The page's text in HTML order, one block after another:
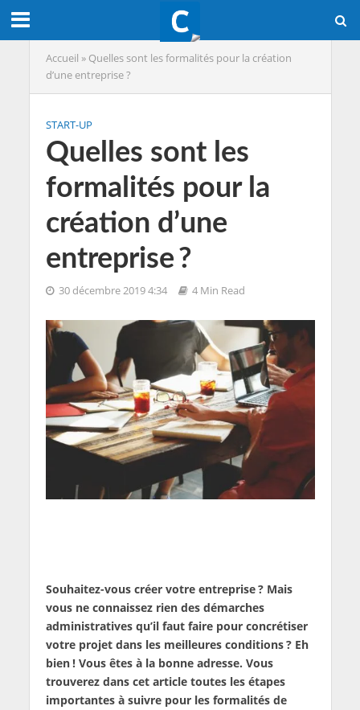
Accueil » Quelles sont les formalités pour la création
d’une entreprise ?
START-UP
Quelles sont les
formalités pour la
création d’une
entreprise ?
30 décembre 2019 4:34 4 Min Read
Souhaitez-vous créer votre entreprise ? Mais
vous ne connaissez rien des démarches
administratives qu’il faut faire pour concrétiser
votre projet dans les meilleures conditions ? Eh
bien ! Vous êtes à la bonne adresse. Vous
trouverez dans cet article toutes les étapes
importantes à suivre pour les formalités de